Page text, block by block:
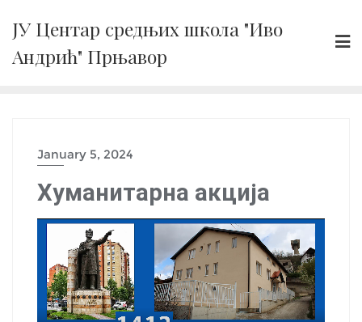
content
ЈУ Центар средњих школа "Иво
Андрић" Прњавор
January 5, 2024
Хуманитарна акција